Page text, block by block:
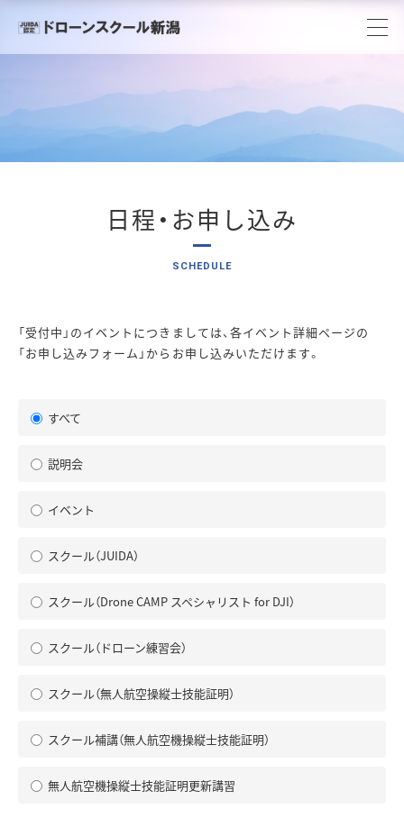
日程・お申し込み
「受付中」のイベントにつきましては、各イベント詳細ページの
「お申し込みフォーム」からお申し込みいただけます。
すべて
説明会
イベント
スクール（JUIDA）
スクール（Drone CAMP スペシャリスト for DJI）
スクール（ドローン練習会）
スクール（無人航空操縦士技能証明）
スクール補講（無人航空機操縦士技能証明）
無人航空機操縦士技能証明更新講習